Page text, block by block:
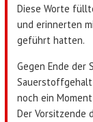
Diese Worte
und erinnerten
geführt hatten.
Gegen Ende der
Sauerstoffgehalt
noch ein
Der Vorsitzende